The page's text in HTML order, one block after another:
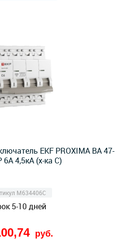
EKF PROXIMA ВА 47-
6А 4,5кА (х-ка C)
M634406C
5-10 дней
руб.